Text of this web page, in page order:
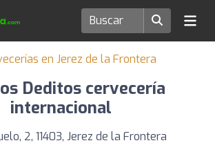
en Jerez de la Frontera
Deditos cervecería
internacional
2, 11403, Jerez de la Frontera